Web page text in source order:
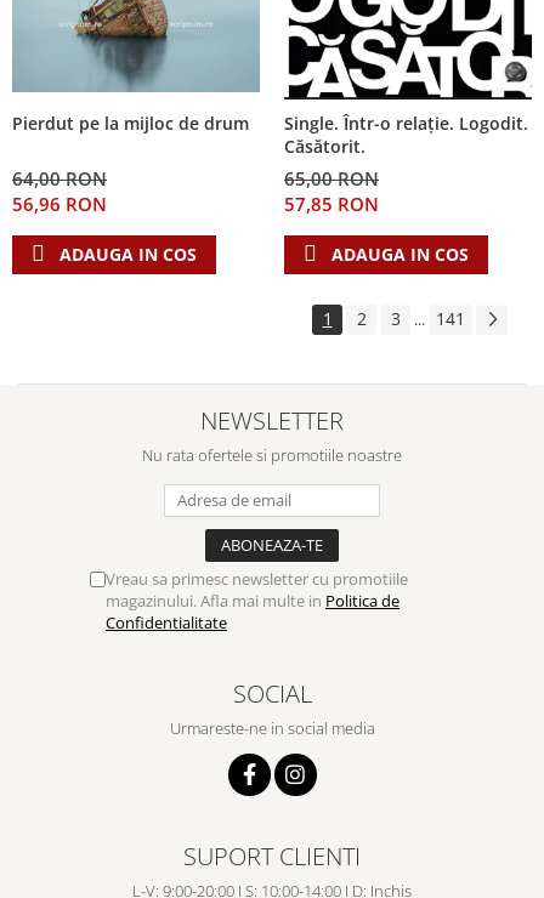
Pierdut pe la mijloc de drum
64,00 RON
56,96 RON
ADAUGA IN COS
Single. Într-o relație. Logodit.
Căsătorit.
65,00 RON
57,85 RON
ADAUGA IN COS
1 2 3 ... 141
NEWSLETTER
Nu rata ofertele si promotiile noastre
Vreau sa primesc newsletter cu promotiile
magazinului. Afla mai multe in Politica de
Confidentialitate
SOCIAL
Urmareste-ne in social media
SUPORT CLIENTI
L-V: 9:00-20:00 I S: 10:00-14:00 I D: Inchis